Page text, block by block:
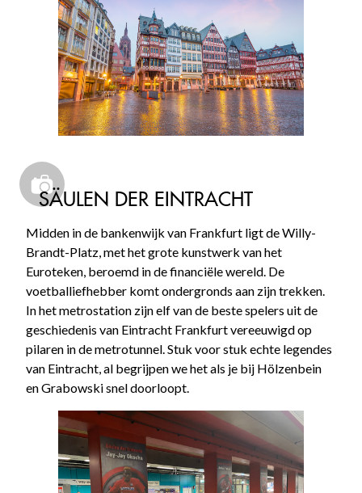
SÄULEN DER EINTRACHT
Midden in de bankenwijk van Frankfurt ligt de Willy-
Brandt-Platz, met het grote kunstwerk van het
Euroteken, beroemd in de financiële wereld. De
voetballiefhebber komt ondergronds aan zijn trekken.
In het metrostation zijn elf van de beste spelers uit de
geschiedenis van Eintracht Frankfurt vereeuwigd op
pilaren in de metrotunnel. Stuk voor stuk echte legendes
van Eintracht, al begrijpen we het als je bij Hölzenbein
en Grabowski snel doorloopt.